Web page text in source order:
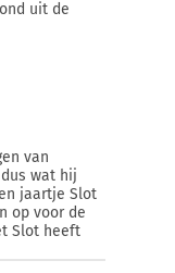
uit de
van
wat hij
jaartje Slot
op voor de
Slot heeft